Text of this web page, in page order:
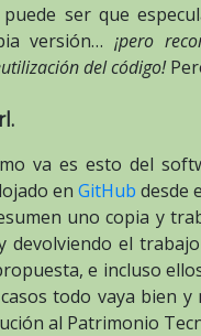
ser que
versión…¡pero
del código!
va es esto del
enGitHub desde
uno copia y
devolviendo el
e incluso
todo vaya bien
al Patrimonio